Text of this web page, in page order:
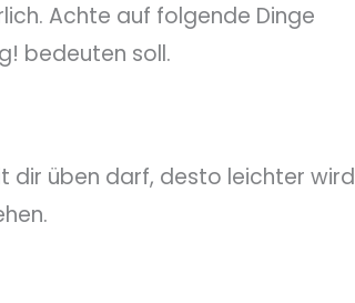
Achte auf folgende Dinge
bedeuten soll.
dir üben darf, desto leichter wird